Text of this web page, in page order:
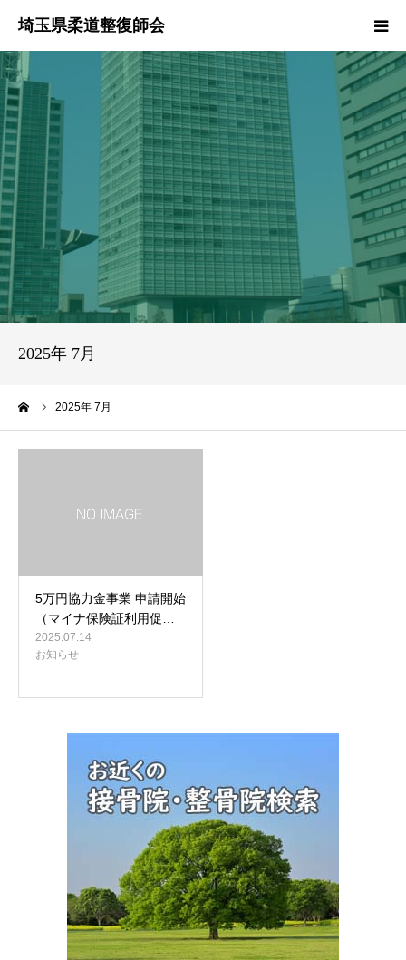
2025年 7月
2025年 7月
5万円協力金事業 申請開始
（マイナ保険証利用促…
2025.07.14
お知らせ
本会のご紹介
情報公開
柔道整復師とは
接骨院・整骨院検索